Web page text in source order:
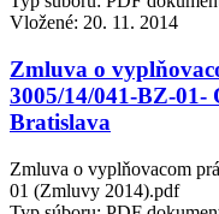
Vložené: 20. 11. 2014
Zmluva o
3005/14/041-BZ-01-
Bratislava
Zmluva o vyplňovacom
01 (Zmluvy 2014).pdf